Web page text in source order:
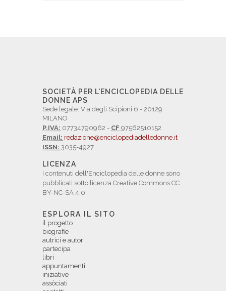
SOCIETÀ PER L'ENCICLOPEDIA DELLE
DONNE APS
Sede legale: Via degli Scipioni 6 - 20129
MILANO
P.IVA: 07734790962 - CF 97562510152
Email: redazione@enciclopediadelledonne.it
ISSN: 3035-4927
LICENZA
I contenuti dell'Enciclopedia delle donne sono
pubblicati sotto licenza Creative Commons CC
BY-NC-SA 4.0.
ESPLORA IL SITO
il progetto
biografie
autrici e autori
partecipa
libri
appuntamenti
iniziative
assòciati